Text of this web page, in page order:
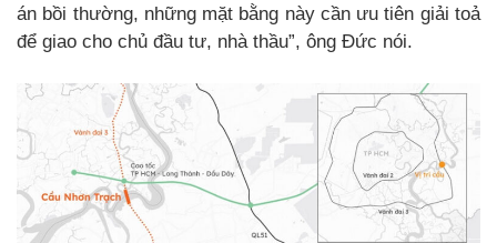
án bồi thường, những mặt bằng này cần ưu tiên giải toả
để giao cho chủ đầu tư, nhà thầu”, ông Đức nói.